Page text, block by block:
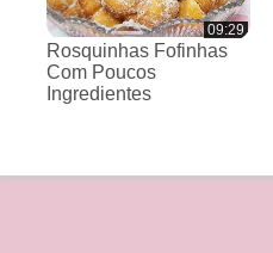
09:29
Rosquinhas Fofinhas
Com Poucos
Ingredientes